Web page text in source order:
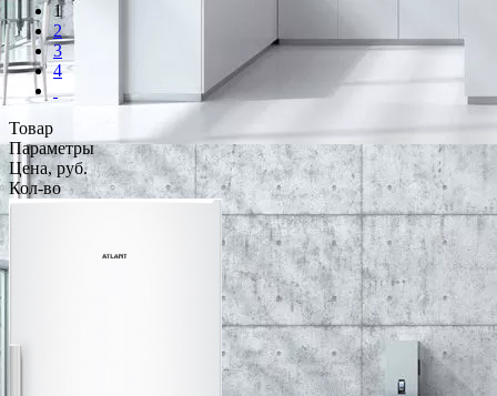
1
2
3
4
Товар
Параметры
Цена, руб.
Кол-во